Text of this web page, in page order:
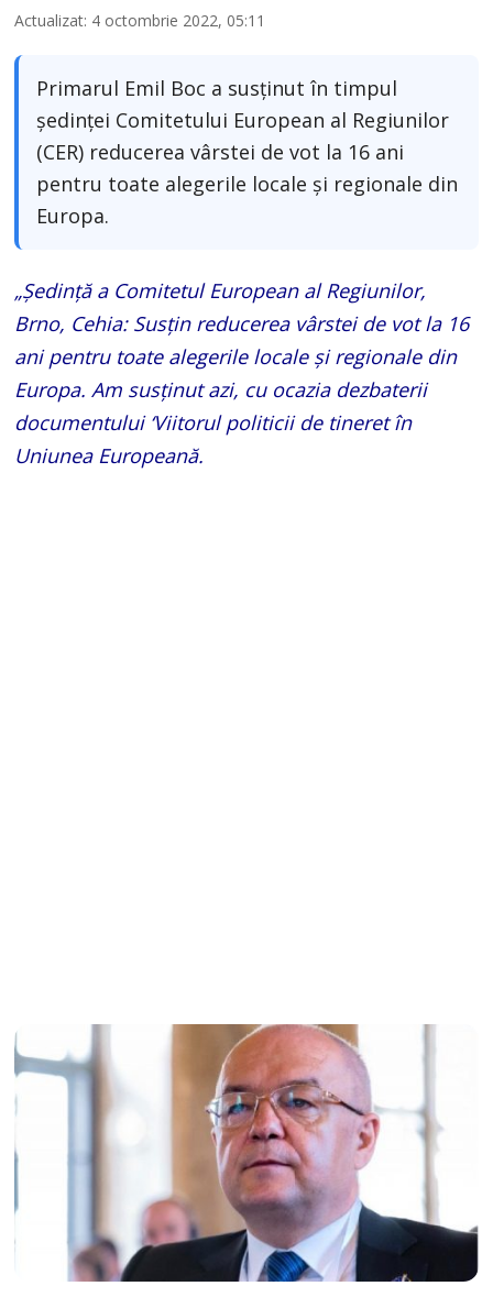
Actualizat: 4 octombrie 2022, 05:11
Primarul Emil Boc a susținut în timpul
ședinței Comitetului European al Regiunilor
(CER) reducerea vârstei de vot la 16 ani
pentru toate alegerile locale și regionale din
Europa.
„Ședință a Comitetul European al Regiunilor,
Brno, Cehia: Susțin reducerea vârstei de vot la 16
ani pentru toate alegerile locale și regionale din
Europa. Am susținut azi, cu ocazia dezbaterii
documentului ‘Viitorul politicii de tineret în
Uniunea Europeană.